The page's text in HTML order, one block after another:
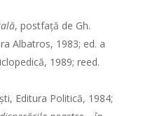
, postfaţă de Gh.
Albatros, 1983; ed. a
1989; reed.
Editura Politică, 1984;